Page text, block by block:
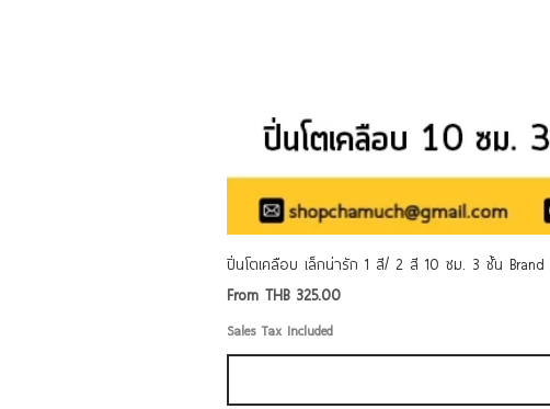
ปิ่นโตเคลือบ เล็กน่ารัก 1 สี/ 2 สี 10 ซม. 3 ชั้น Brand
From THB 325.00
Sale Price
Sales Tax Included